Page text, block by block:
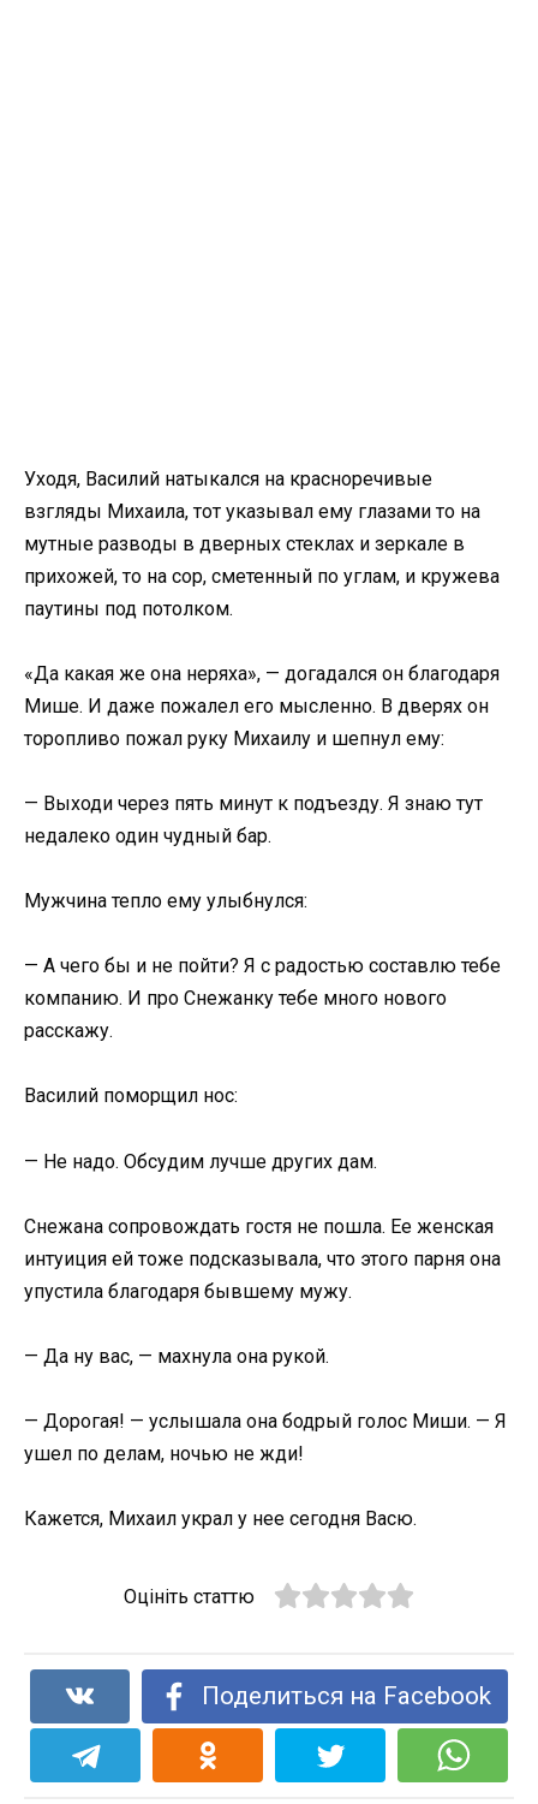
Уходя, Василий натыкался на красноречивые
взгляды Михаила, тот указывал ему глазами то на
мутные разводы в дверных стеклах и зеркале в
прихожей, то на сор, сметенный по углам, и кружева
паутины под потолком.
«Да какая же она неряха», — догадался он благодаря
Мише. И даже пожалел его мысленно. В дверях он
торопливо пожал руку Михаилу и шепнул ему:
— Выходи через пять минут к подъезду. Я знаю тут
недалеко один чудный бар.
Мужчина тепло ему улыбнулся:
— А чего бы и не пойти? Я с радостью составлю тебе
компанию. И про Снежанку тебе много нового
расскажу.
Василий поморщил нос:
— Не надо. Обсудим лучше других дам.
Снежана сопровождать гостя не пошла. Ее женская
интуиция ей тоже подсказывала, что этого парня она
упустила благодаря бывшему мужу.
— Да ну вас, — махнула она рукой.
— Дорогая! — услышала она бодрый голос Миши. — Я
ушел по делам, ночью не жди!
Кажется, Михаил украл у нее сегодня Васю.
Оцініть статтю
Поделиться на Facebook